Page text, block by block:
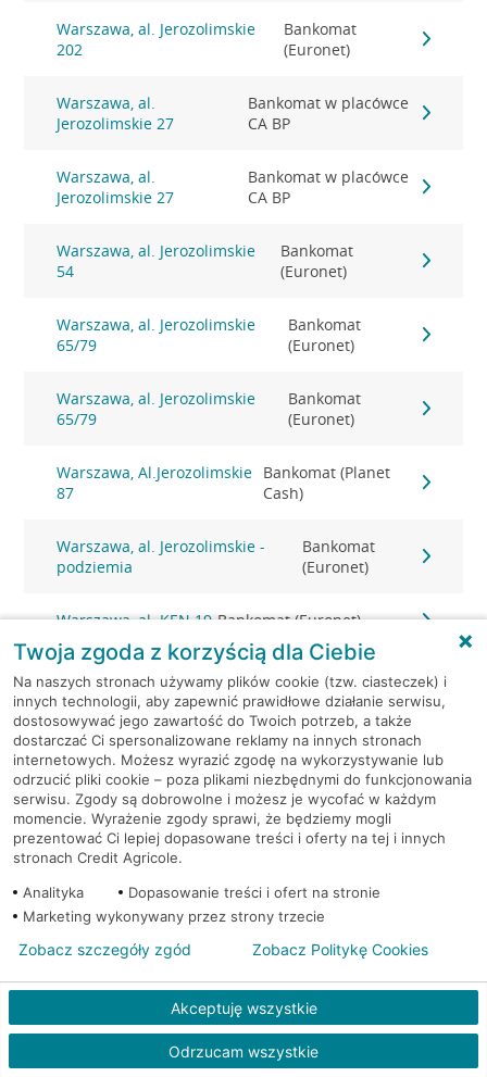
Warszawa, al. Jerozolimskie
202
Bankomat
(Euronet)
Warszawa, al.
Jerozolimskie 27
Bankomat w placówce
CA BP
Warszawa, al.
Jerozolimskie 27
Bankomat w placówce
CA BP
Warszawa, al. Jerozolimskie
54
Bankomat
(Euronet)
Warszawa, al. Jerozolimskie
65/79
Bankomat
(Euronet)
Warszawa, al. Jerozolimskie
65/79
Bankomat
(Euronet)
Warszawa, Al.Jerozolimskie
87
Bankomat (Planet
Cash)
Warszawa, al. Jerozolimskie -
podziemia
Bankomat
(Euronet)
Warszawa, al. KEN 19 Bankomat (Euronet)
Warszawa, al. KEN 20 Bankomat (Euronet)
Warszawa, al. KEN 36 Bankomat (Euronet)
Warszawa, al. KEN 47 lok. 289 Bankomat (Euronet)
Warszawa, al. Komisji Edukacji
Narodowej 36 lok.1
Bankomat w
placówce CA BP
Warszawa, al. Komisji Edukacji
Narodowej 36 lok.1
Bankomat w
placówce CA BP
Warszawa, al. Krakowska 102 Bankomat (Euronet)
Warszawa, al. Krakowska
Bankomat
(Euronet)
Twoja zgoda z korzyścią dla Ciebie
Na naszych stronach używamy plików cookie (tzw. ciasteczek) i
innych technologii, aby zapewnić prawidłowe działanie serwisu,
dostosowywać jego zawartość do Twoich potrzeb, a także
dostarczać Ci spersonalizowane reklamy na innych stronach
internetowych. Możesz wyrazić zgodę na wykorzystywanie lub
odrzucić pliki cookie – poza plikami niezbędnymi do funkcjonowania
serwisu. Zgody są dobrowolne i możesz je wycofać w każdym
momencie. Wyrażenie zgody sprawi, że będziemy mogli
prezentować Ci lepiej dopasowane treści i oferty na tej i innych
stronach Credit Agricole.
Analityka
Dopasowanie treści i ofert na stronie
Marketing wykonywany przez strony trzecie
Akceptuję wszystkie
Odrzucam wszystkie
Zobacz szczegóły zgód Zobacz Politykę Cookies